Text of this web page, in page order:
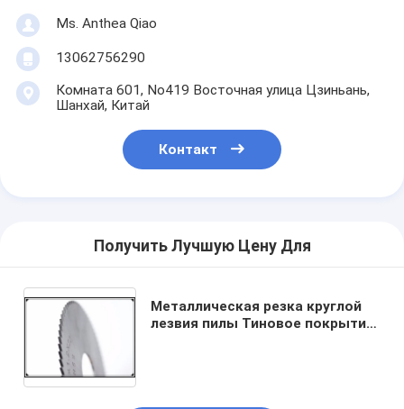
Ms. Anthea Qiao
13062756290
Комната 601, No419 Восточная улица Цзиньань,
Шанхай, Китай
Контакт
Получить Лучшую Цену Для
Металлическая резка круглой
лезвия пилы Тиновое покрытие